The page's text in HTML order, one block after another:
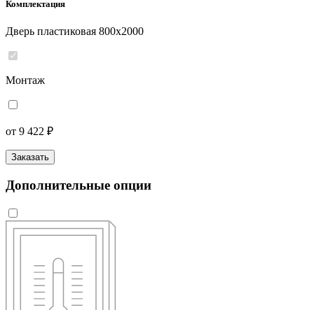
Комплектация
Дверь пластиковая 800x2000
Монтаж
от 9 422 ₽
Заказать
Дополнительные опции